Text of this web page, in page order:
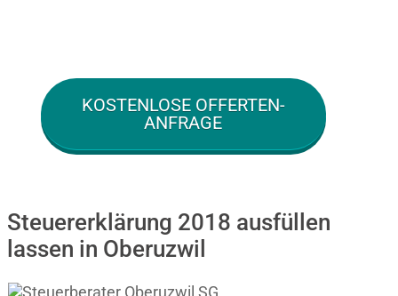
KOSTENLOSE OFFERTEN-
ANFRAGE
Steuererklärung 2018 ausfüllen
lassen in Oberuzwil